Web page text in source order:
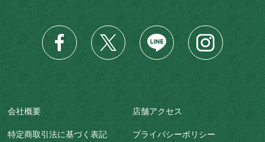
会社概要 店舗アクセス
特定商取引法に基づく表記 プライバシーポリシー